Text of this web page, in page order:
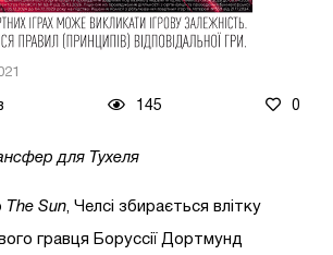
145 0
для Тухеля
The Sun , Челсі збирається влітку
гравця Боруссії Дортмунд